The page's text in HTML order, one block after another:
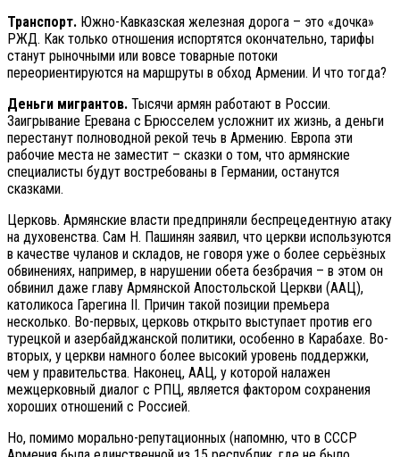
Транспорт. Южно-Кавказская железная дорога – это «дочка»
РЖД. Как только отношения испортятся окончательно, тарифы
станут рыночными или вовсе товарные потоки
переориентируются на маршруты в обход Армении. И что тогда?
Деньги мигрантов. Тысячи армян работают в России.
Заигрывание Еревана с Брюсселем усложнит их жизнь, а деньги
перестанут полноводной рекой течь в Армению. Европа эти
рабочие места не заместит – сказки о том, что армянские
специалисты будут востребованы в Германии, останутся
сказками.
Церковь. Армянские власти предприняли беспрецедентную атаку
на духовенства. Сам Н. Пашинян заявил, что церкви используются
в качестве чуланов и складов, не говоря уже о более серьёзных
обвинениях, например, в нарушении обета безбрачия – в этом он
обвинил даже главу Армянской Апостольской Церкви (ААЦ),
католикоса Гарегина II. Причин такой позиции премьера
несколько. Во-первых, церковь открыто выступает против его
турецкой и азербайджанской политики, особенно в Карабахе. Во-
вторых, у церкви намного более высокий уровень поддержки,
чем у правительства. Наконец, ААЦ, у которой налажен
межцерковный диалог с РПЦ, является фактором сохранения
хороших отношений с Россией.
Но, помимо морально-репутационных (напомню, что в СССР